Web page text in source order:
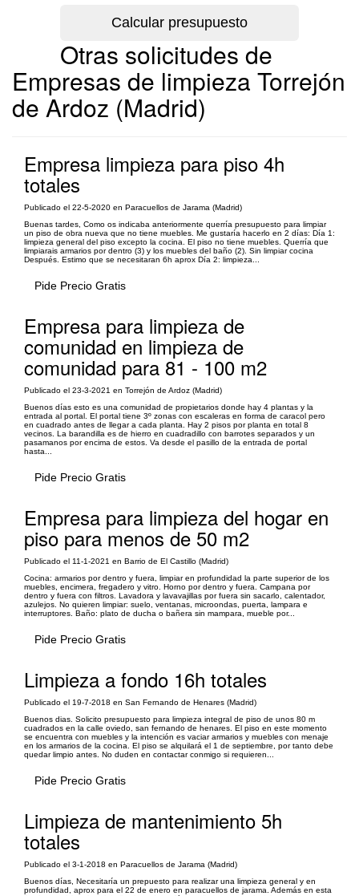
Otras solicitudes de
Empresas de limpieza Torrejón
de Ardoz (Madrid)
Empresa limpieza para piso 4h
totales
Publicado el 22-5-2020 en Paracuellos de Jarama (Madrid)
Buenas tardes, Como os indicaba anteriormente querría presupuesto para limpiar
un piso de obra nueva que no tiene muebles. Me gustaría hacerlo en 2 días: Día 1:
limpieza general del piso excepto la cocina. El piso no tiene muebles. Querría que
limpiarais armarios por dentro (3) y los muebles del baño (2). Sin limpiar cocina
Después. Estimo que se necesitaran 6h aprox Día 2: limpieza...
Pide Precio Gratis
Empresa para limpieza de
comunidad en limpieza de
comunidad para 81 - 100 m2
Publicado el 23-3-2021 en Torrejón de Ardoz (Madrid)
Buenos días esto es una comunidad de propietarios donde hay 4 plantas y la
entrada al portal. El portal tiene 3º zonas con escaleras en forma de caracol pero
en cuadrado antes de llegar a cada planta. Hay 2 pisos por planta en total 8
vecinos. La barandilla es de hierro en cuadradillo con barrotes separados y un
pasamanos por encima de estos. Va desde el pasillo de la entrada de portal
hasta...
Pide Precio Gratis
Empresa para limpieza del hogar en
piso para menos de 50 m2
Publicado el 11-1-2021 en Barrio de El Castillo (Madrid)
Cocina: armarios por dentro y fuera, limpiar en profundidad la parte superior de los
muebles, encimera, fregadero y vitro. Horno por dentro y fuera. Campana por
dentro y fuera con filtros. Lavadora y lavavajillas por fuera sin sacarlo, calentador,
azulejos. No quieren limpiar: suelo, ventanas, microondas, puerta, lampara e
interruptores. Baño: plato de ducha o bañera sin mampara, mueble por...
Pide Precio Gratis
Limpieza a fondo 16h totales
Publicado el 19-7-2018 en San Fernando de Henares (Madrid)
Buenos dias. Solicito presupuesto para limpieza integral de piso de unos 80 m
cuadrados en la calle oviedo, san fernando de henares. El piso en este momento
se encuentra con muebles y la intención es vaciar armarios y muebles con menaje
en los armarios de la cocina. El piso se alquilará el 1 de septiembre, por tanto debe
quedar limpio antes. No duden en contactar conmigo si requieren...
Pide Precio Gratis
Limpieza de mantenimiento 5h
totales
Publicado el 3-1-2018 en Paracuellos de Jarama (Madrid)
Buenos días, Necesitaría un prepuesto para realizar una limpieza general y en
profundidad, aprox para el 22 de enero en paracuellos de jarama. Además en esta